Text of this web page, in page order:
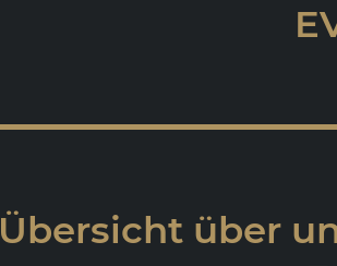
Übersicht über